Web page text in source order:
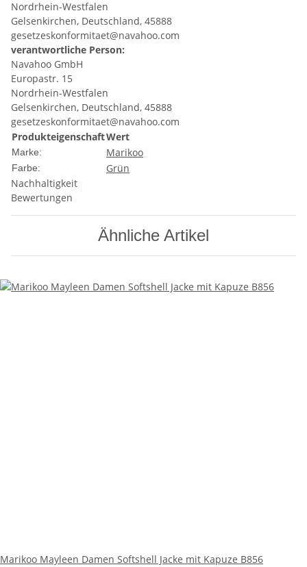
Nordrhein-Westfalen
Gelsenkirchen, Deutschland, 45888
gesetzeskonformitaet@navahoo.com
verantwortliche Person:
Navahoo GmbH
Europastr. 15
Nordrhein-Westfalen
Gelsenkirchen, Deutschland, 45888
gesetzeskonformitaet@navahoo.com
ProdukteigenschaftWert
Marke: Marikoo
Farbe:
Grün
Nachhaltigkeit
Bewertungen
Ähnliche Artikel
Marikoo Mayleen Damen Softshell Jacke mit Kapuze B856